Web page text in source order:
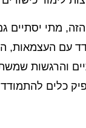
מתי יסתיים
עם העצמאות,
והרגשות
כלים